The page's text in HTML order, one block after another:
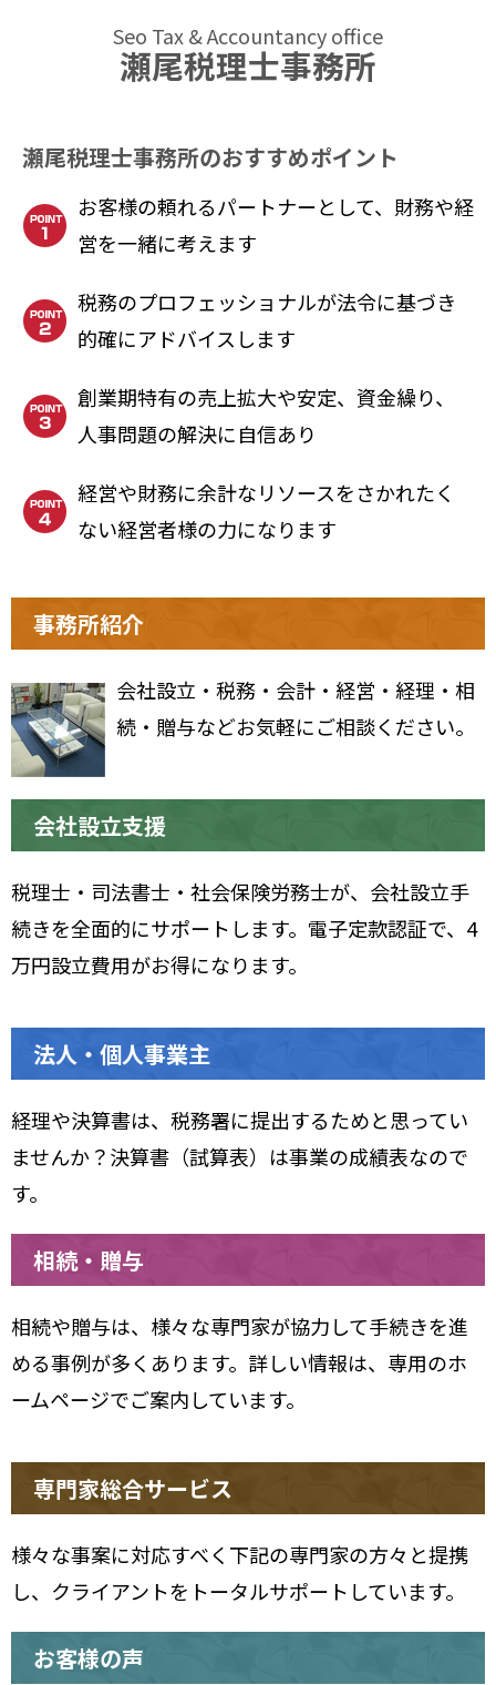
Seo Tax & Accountancy office
瀬尾税理士事務所
瀬尾税理士事務所のおすすめポイント
お客様の頼れるパートナーとして、財務や経
営を一緒に考えます
税務のプロフェッショナルが法令に基づき
的確にアドバイスします
創業期特有の売上拡大や安定、資金繰り、
人事問題の解決に自信あり
経営や財務に余計なリソースをさかれたく
ない経営者様の力になります
事務所紹介
会社設立・税務・会計・経営・経理・相
続・贈与などお気軽にご相談ください。
会社設立支援
税理士・司法書士・社会保険労務士が、会社設立手
続きを全面的にサポートします。電子定款認証で、4
万円設立費用がお得になります。
法人・個人事業主
経理や決算書は、税務署に提出するためと思ってい
ませんか？決算書（試算表）は事業の成績表なので
す。
相続・贈与
相続や贈与は、様々な専門家が協力して手続きを進
める事例が多くあります。詳しい情報は、専用のホ
ームページでご案内しています。
専門家総合サービス
様々な事案に対応すべく下記の専門家の方々と提携
し、クライアントをトータルサポートしています。
お客様の声